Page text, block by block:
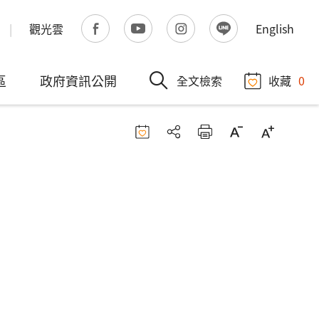
觀光雲 English
政府資訊公開 全文檢索 收藏 0